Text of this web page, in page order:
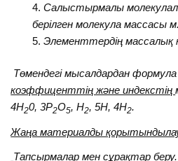
Салыстырмалы
берілген молекула массасы
Элементтердің
Төмендегі мысалдардан
коэффиценттің және индекстің
4H20, 3P2O5, H2, 5H, 4H2.
Жаңа материалды
Тапсырмалар мен сұрақтар беру.